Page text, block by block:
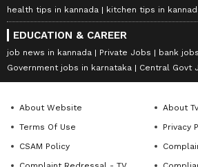
health tips in kannada
kitchen tips in
EDUCATION & CAREER
job news in kannada Private Jobs
bank
Government jobs in karnataka
Central Govt
About Website
About Tv
Terms Of Use
Privacy
CSAM Policy